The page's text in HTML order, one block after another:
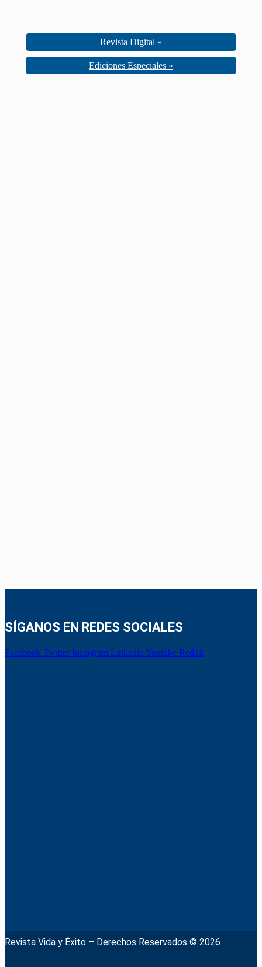
Revista Digital »
Ediciones Especiales »
SÍGANOS EN REDES SOCIALES
Facebook Twitter Instagram Linkedin Youtube Reddit
Revista Vida y Éxito – Derechos Reservados © 2026